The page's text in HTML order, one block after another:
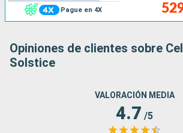
Pague en 4X
Opiniones de clientes sobre
Solstice
VALORACIÓN MEDIA
4.7 /5